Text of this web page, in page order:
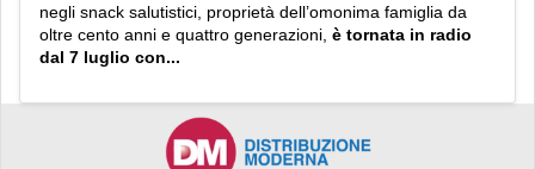
negli snack salutistici, proprietà dell’omonima famiglia da
oltre cento anni e quattro generazioni, è tornata in radio
dal 7 luglio con...